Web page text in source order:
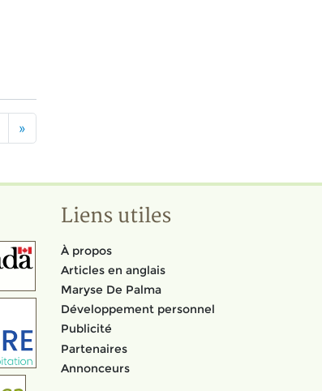
»
Liens utiles
À propos
Articles en anglais
Maryse De Palma
Développement personnel
Publicité
Partenaires
Annonceurs